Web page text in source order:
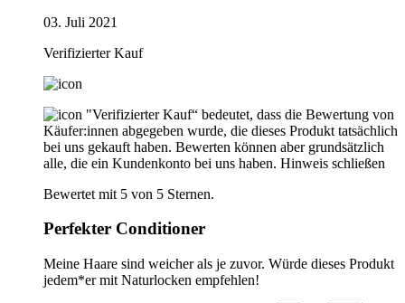
03. Juli 2021
Verifizierter Kauf
"Verifizierter Kauf“ bedeutet, dass die Bewertung von
Käufer:innen abgegeben wurde, die dieses Produkt tatsächlich
bei uns gekauft haben. Bewerten können aber grundsätzlich
alle, die ein Kundenkonto bei uns haben. Hinweis schließen
Bewertet mit 5 von 5 Sternen.
Perfekter Conditioner
Meine Haare sind weicher als je zuvor. Würde dieses Produkt
jedem*er mit Naturlocken empfehlen!